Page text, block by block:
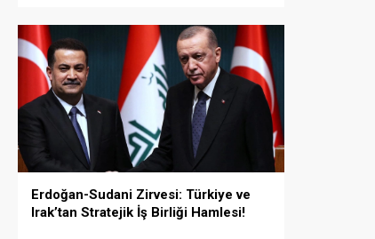
Erdoğan-Sudani Zirvesi: Türkiye ve
Irak’tan Stratejik İş Birliği Hamlesi!